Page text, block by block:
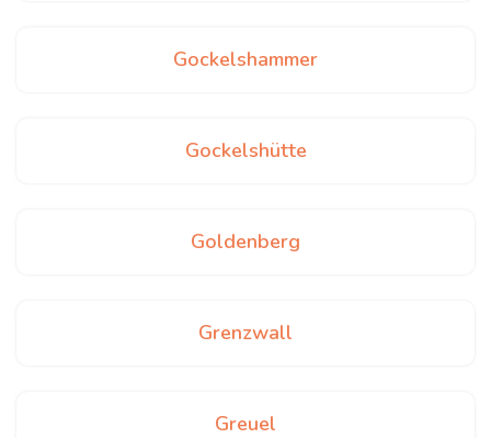
Gockelshammer
Gockelshütte
Goldenberg
Grenzwall
Greuel